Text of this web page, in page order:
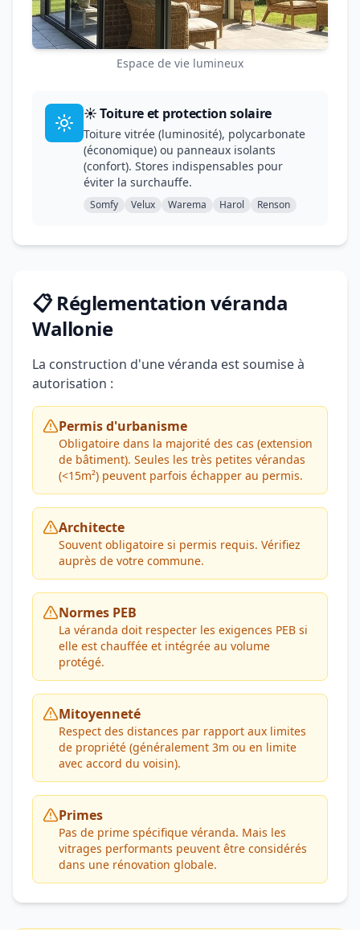
Espace de vie lumineux
☀️ Toiture et protection solaire
Toiture vitrée (luminosité), polycarbonate
(économique) ou panneaux isolants
(confort). Stores indispensables pour
éviter la surchauffe.
Somfy Velux Warema Harol Renson
📋 Réglementation véranda
Wallonie
La construction d'une véranda est soumise à
autorisation :
Permis d'urbanisme
Obligatoire dans la majorité des cas (extension
de bâtiment). Seules les très petites vérandas
(<15m²) peuvent parfois échapper au permis.
Architecte
Souvent obligatoire si permis requis. Vérifiez
auprès de votre commune.
Normes PEB
La véranda doit respecter les exigences PEB si
elle est chauffée et intégrée au volume
protégé.
Mitoyenneté
Respect des distances par rapport aux limites
de propriété (généralement 3m ou en limite
avec accord du voisin).
Primes
Pas de prime spécifique véranda. Mais les
vitrages performants peuvent être considérés
dans une rénovation globale.